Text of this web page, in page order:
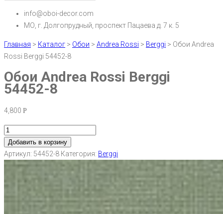
info@oboi-decor.com
МО, г. Долгопрудный, проспект Пацаева д. 7 к. 5
Главная > Каталог > Обои > Andrea Rossi > Berggi > Обои Andrea
Rossi Berggi 54452-8
Обои Andrea Rossi Berggi
54452-8
4,800 Р
Добавить в корзину
Артикул: 54452-8 Категория: Berggi